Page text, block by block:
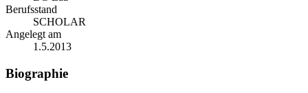
Berufsstand
SCHOLAR
Angelegt am
1.5.2013
Biographie